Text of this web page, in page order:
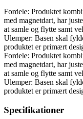
Fordele: Produktet
med magnetdart, har
at samle og flytte samt
Ulemper: Basen skal
produktet er primært
Fordele: Produktet
med magnetdart, har
at samle og flytte samt
Ulemper: Basen skal
produktet er primært
Specifikationer